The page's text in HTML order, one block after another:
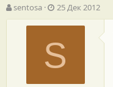
А
в
sentosa
Д
а
т
н
а
а
25 Дек 2012
S